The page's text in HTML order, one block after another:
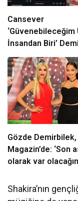
Cansever
‘Güvenebileceğim
İnsandan Biri’
Mahmut
Cansever’e
Gözde Demirbilek,
Magazin’de: ‘Son
olarak var
Shakira’nın